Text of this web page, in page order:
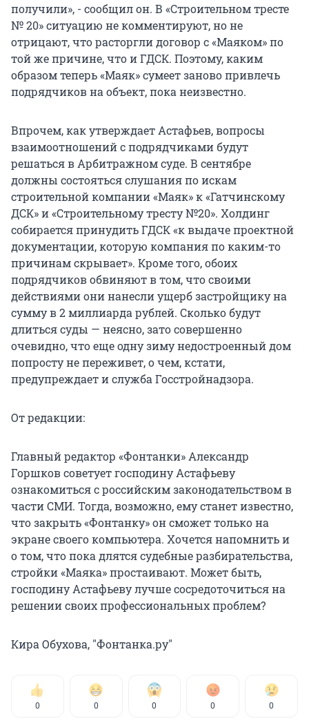
получили», - сообщил он. В «Строительном тресте
№ 20» ситуацию не комментируют, но не
отрицают, что расторгли договор с «Маяком» по
той же причине, что и ГДСК. Поэтому, каким
образом теперь «Маяк» сумеет заново привлечь
подрядчиков на объект, пока неизвестно.
Впрочем, как утверждает Астафьев, вопросы
взаимоотношений с подрядчиками будут
решаться в Арбитражном суде. В сентябре
должны состояться слушания по искам
строительной компании «Маяк» к «Гатчинскому
ДСК» и «Строительному тресту №20». Холдинг
собирается принудить ГДСК «к выдаче проектной
документации, которую компания по каким-то
причинам скрывает». Кроме того, обоих
подрядчиков обвиняют в том, что своими
действиями они нанесли ущерб застройщику на
сумму в 2 миллиарда рублей. Сколько будут
длиться суды — неясно, зато совершенно
очевидно, что еще одну зиму недостроенный дом
попросту не переживет, о чем, кстати,
предупреждает и служба Госстройнадзора.
От редакции:
Главный редактор «Фонтанки» Александр
Горшков советует господину Астафьеву
ознакомиться с российским законодательством в
части СМИ. Тогда, возможно, ему станет известно,
что закрыть «Фонтанку» он сможет только на
экране своего компьютера. Хочется напомнить и
о том, что пока длятся судебные разбирательства,
стройки «Маяка» простаивают. Может быть,
господину Астафьеву лучше сосредоточиться на
решении своих профессиональных проблем?
Кира Обухова, "Фонтанка.ру"
0 0 0 0 0